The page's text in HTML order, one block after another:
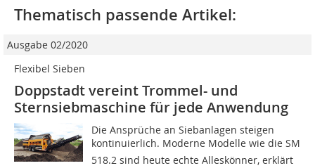
Thematisch passende Artikel:
Ausgabe 02/2020
Flexibel Sieben
Doppstadt vereint Trommel- und
Sternsiebmaschine für jede Anwendung
Die Ansprüche an Siebanlagen steigen
kontinuierlich. Moderne Modelle wie die SM
518.2 sind heute echte Alleskönner, erklärt